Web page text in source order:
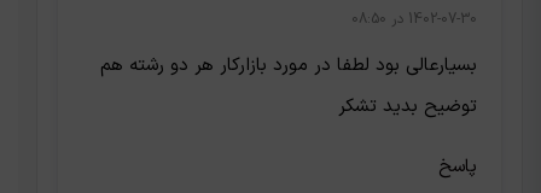
1402-07-30 در 08:50
بسیار‌عالی بود لطفا در مورد بازار‌کار هر دو رشته هم
توضیح بدید تشکر
پاسخ